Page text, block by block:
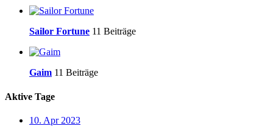
Sailor Fortune 11 Beiträge
Gaim 11 Beiträge
Aktive Tage
10. Apr 2023